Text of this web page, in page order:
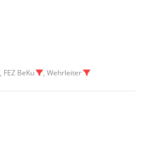
, FEZ BeKu , Wehrleiter